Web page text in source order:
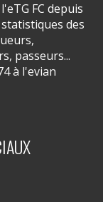
FC depuis
des
passeurs...
à l'evian